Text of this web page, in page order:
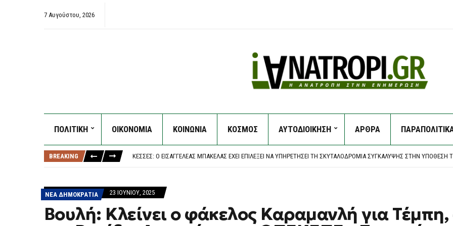
7 Αυγούστου, 2026
ΠΟΛΙΤΙΚΗ ΟΙΚΟΝΟΜΙΑ ΚΟΙΝΩΝΙΑ ΚΟΣΜΟΣ ΑΥΤΟΔΙΟΙΚΗΣΗ ΑΡΘΡΑ
BREAKING
ΦΩΤΙΆ ΤΏΡΑ ΣΤΟ ΣΤΕΦΆΝΙ ΚΟΡΙΝΘΊΑΣ
ΚΕΣΣΈΣ: Ο ΕΙΣΑΓΓΕΛΈΑΣ ΜΠΑΚΈΛΑΣ ΈΧΕΙ ΕΠΙΛΈΞΕΙ ΝΑ ΥΠΗΡΕΤΉΣΕΙ ΤΗ ΣΚΥΤΑΛΟΔΡΟΜΊΑ ΣΥΓΚΆΛΥΨΗΣ ΣΤΗΝ
ΣΚΥΤΑΛΟΔΡΟΜΊΑ ΣΥΓΚΆΛΥΨΗΣ ΣΤΟ ΣΚΆΝΔΑΛΟ ΤΩΝ ΥΠΟΚΛΟΠΏΝ: «ΒΌΜΒΕΣ» ΚΕΣΣΈ ΚΑΙ ΣΦΟΔΡΈΣ ΑΝΤΙΔΡΆΣΕΙΣ ΤΩΝ
ΦΩΤΙΆ ΤΏΡΑ ΣΤΟ ΣΤΕΦΆΝΙ ΚΟΡΙΝΘΊΑΣ
ΝΕΑ ΔΗΜΟΚΡΑΤΙΑ 23 ΙΟΥΝΊΟΥ, 2025
Βουλή: Κλείνει ο φάκελος Καραμανλή για Τέμπη,